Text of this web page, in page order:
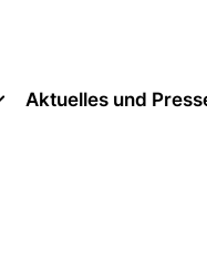
Aktuelles und